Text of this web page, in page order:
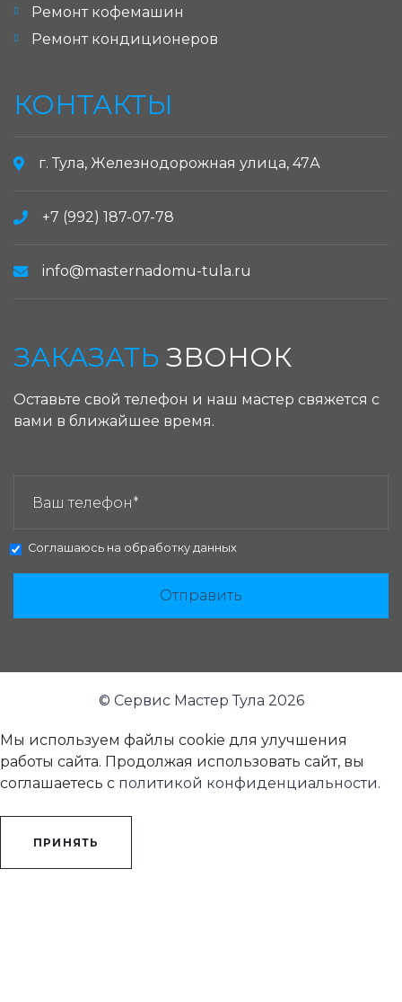
Ремонт кофемашин
Ремонт кондиционеров
КОНТАКТЫ
г. Тула, Железнодорожная улица, 47А
+7 (992) 187-07-78
info@masternadomu-tula.ru
ЗАКАЗАТЬ ЗВОНОК
Оставьте свой телефон и наш мастер свяжется с
вами в ближайшее время.
Соглашаюсь на обработку данных
Отправить
© Сервис Мастер Тула 2026
Мы используем файлы cookie для улучшения
работы сайта. Продолжая использовать сайт, вы
соглашаетесь с политикой конфиденциальности.
ПРИНЯТЬ